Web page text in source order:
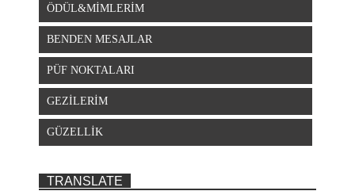
ÖDÜL&MİMLERİM
BENDEN MESAJLAR
PÜF NOKTALARI
GEZİLERİM
GÜZELLİK
TRANSLATE